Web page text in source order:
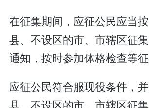
在征集期间，应征公民应当
县、不设区的市、市辖区征
通知，按时参加体格检查等征
应征公民符合服现役条件，
县、不设区的市、市辖区征